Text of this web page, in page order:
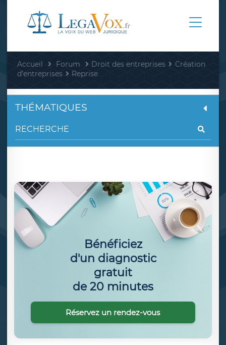
Accueil Forum Droit des entreprises
Création
d'entreprises
Reprise
THÉMATIQUES
Bénéficiez
d'un diagnostic
gratuit
de 20 minutes
Réservez un rendez-vous